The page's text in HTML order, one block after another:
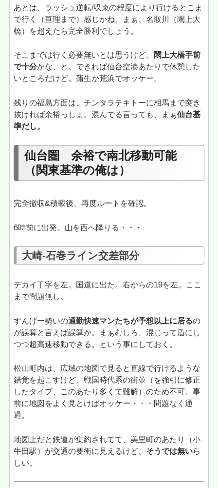
あとは、ラッシュ逆転/収束の程度により行けるとこま
で行く（亘理まで）感じかね。まぁ、名取川（閖上大
橋）を超えたら完全勝利でしょう。
そこまでは行く必要無いとは思うけど。
閖上大橋手前
で十分かな、と。できれば仙台空港あたりで休憩した
いところだけど。蒲生か荒浜でオッケー。
残りの福島方面は、チンタラテキトーに相馬まで突き
抜ければ余裕っしょ。混んでる言っても、まぁ仙台基
準だし。
仙台圏 余裕で南北移動可能
（関東基準の俺は）
完全撤収&積載後、再度ルートを確認。
6時前に出発。山を西へ降りる・・・
大崎-石巻ライン交差部分
デカイ丁字を左。国道に出た。右からの19を左。ここ
まで問題無し。
すんげー勢いの通勤快速マンたちが予想以上に居るの
が誤算と言えば誤算か。まぁむしろ、混じって盾にし
つつ超高速移動できる。という事にしておく。
松山町内は、広域の地図で見ると直線で行けるような
錯覚を起こすけど、戦国時代系の街並（を強引に修正
したタイプ、このあたり多くて難解）のため不可。事
前に地図をよく見とけばオッケー・・・問題なく通
過。
地図上だと鉄道が集約されてて、美里町のあたり（小
牛田駅）が交通の要衝に見えるけど、 そうでは無いら
しい。